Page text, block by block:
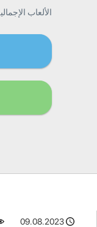
الألعاب
09.08.2023